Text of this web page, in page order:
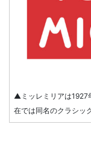
▲ミッレミリアは1927
在では同名のクラシッ